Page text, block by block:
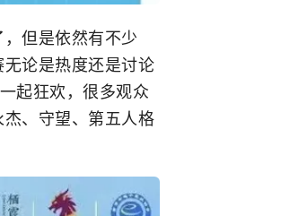
但是依然有不少
论是热度还是讨论
起狂欢，很多观众
、守望、 第五人格